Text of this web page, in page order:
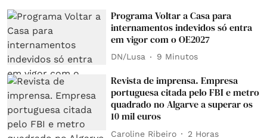
Programa Voltar a Casa para
internamentos indevidos só entra
em vigor com o OE2027
DN/Lusa 9 Minutos
Revista de imprensa. Empresa
portuguesa citada pelo FBI e metro
quadrado no Algarve a superar os
10 mil euros
Caroline Ribeiro 2 Horas